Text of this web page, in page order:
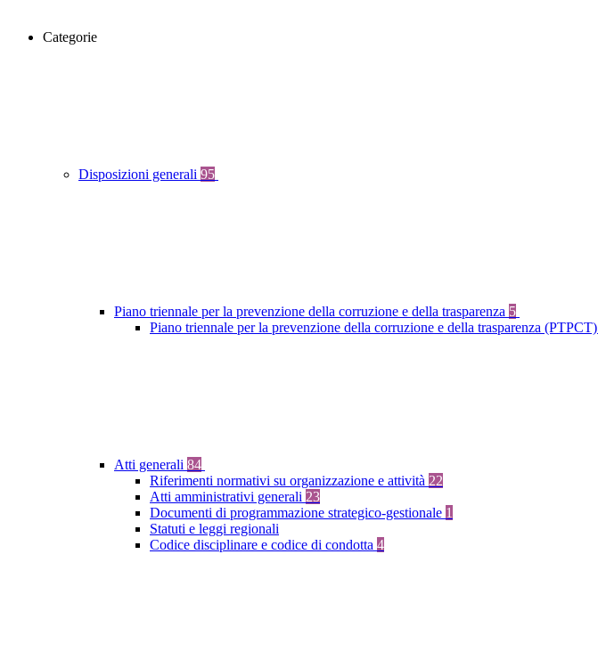
Categorie
Disposizioni generali 95
Piano triennale per la prevenzione della corruzione e della trasparenza 5
Piano triennale per la prevenzione della corruzione e della trasparenza (PTPCT)
Atti generali 84
Riferimenti normativi su organizzazione e attività 22
Atti amministrativi generali 23
Documenti di programmazione strategico-gestionale 1
Statuti e leggi regionali
Codice disciplinare e codice di condotta 4